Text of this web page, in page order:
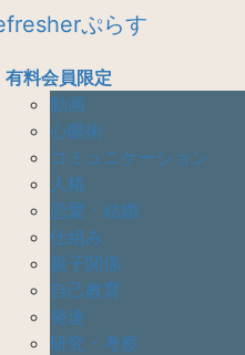
有料会員限定
動画
心眼術
コミュニケーション
人格
恋愛・結婚
仕組み
親子関係
自己教育
発達
研究・考察